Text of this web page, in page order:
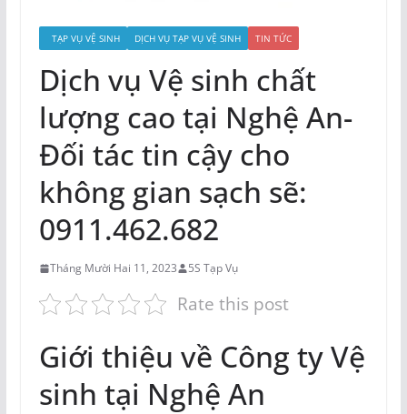
TẠP VỤ VỆ SINH DỊCH VỤ TẠP VỤ VỆ SINH TIN TỨC
Dịch vụ Vệ sinh chất
lượng cao tại Nghệ An-
Đối tác tin cậy cho
không gian sạch sẽ:
0911.462.682
Tháng Mười Hai 11, 2023 5S Tạp Vụ
Rate this post
Giới thiệu về Công ty Vệ
sinh tại Nghệ An